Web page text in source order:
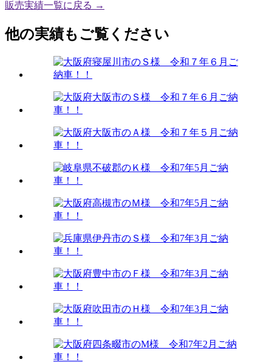
販売実績一覧に戻る →
他の実績もご覧ください